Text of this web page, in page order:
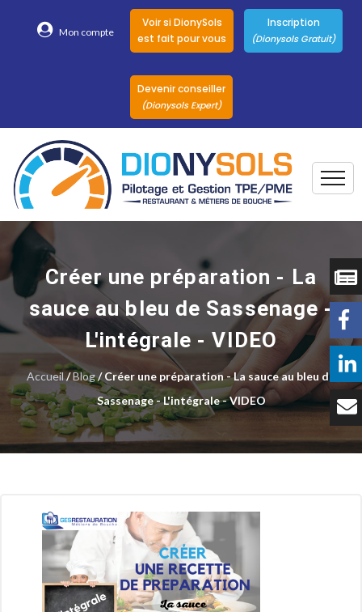
Mon compte
Voir si DionySols
est fait pour vous
Inscription
(Dionysols Gratuit)
Devenir conseiller
(Dionysols Expert)
Nos conseillers
DionySols
Nos versions
Nos autres
Solutions
Témoignages
Tarifs
Créer une préparation - La
sauce au bleu de Sassenage -
L'intégrale - VIDEO
Accueil/Blog/ Créer une préparation - La sauce au bleu de
Sassenage - L'intégrale - VIDEO